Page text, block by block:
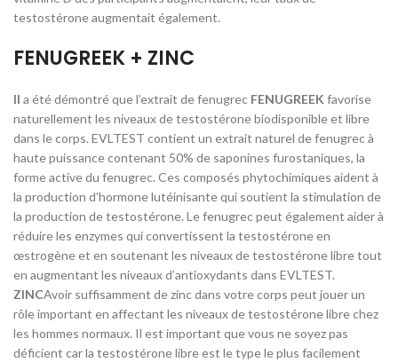
testostérone augmentait également.
FENUGREEK + ZINC
Il a été démontré que l’extrait de fenugrec FENUGREEK favorise
naturellement les niveaux de testostérone biodisponible et libre
dans le corps. EVLTEST contient un extrait naturel de fenugrec à
haute puissance contenant 50% de saponines furostaniques, la
forme active du fenugrec. Ces composés phytochimiques aident à
la production d’hormone lutéinisante qui soutient la stimulation de
la production de testostérone. Le fenugrec peut également aider à
réduire les enzymes qui convertissent la testostérone en
œstrogène et en soutenant les niveaux de testostérone libre tout
en augmentant les niveaux d’antioxydants dans EVLTEST.
ZINCAvoir suffisamment de zinc dans votre corps peut jouer un
rôle important en affectant les niveaux de testostérone libre chez
les hommes normaux. Il est important que vous ne soyez pas
déficient car la testostérone libre est le type le plus facilement